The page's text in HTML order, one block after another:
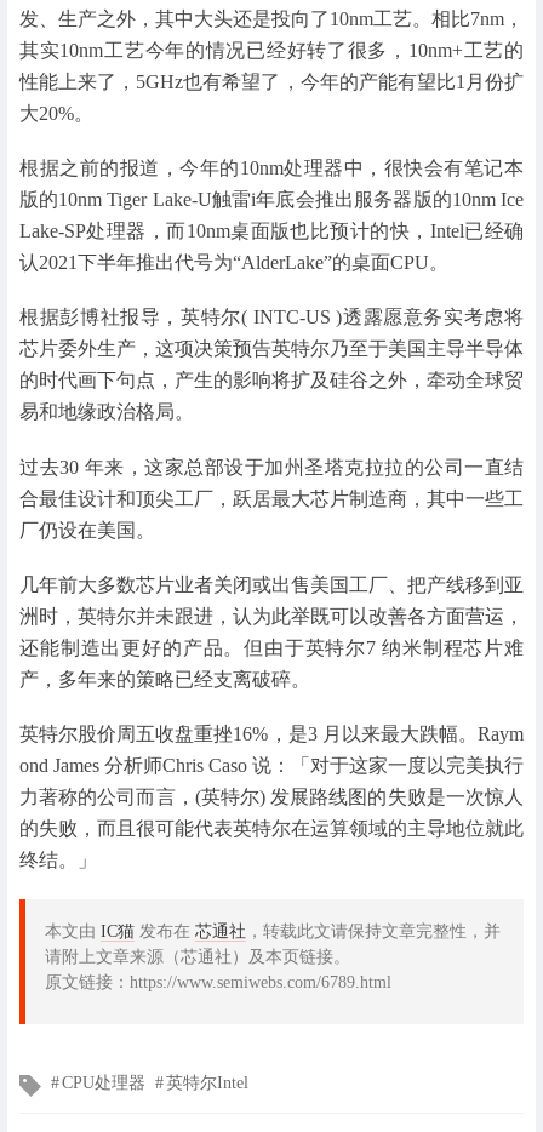
发、生产之外，其中大头还是投向了10nm工艺。相比7nm，
其实10nm工艺今年的情况已经好转了很多，10nm+工艺的
性能上来了，5GHz也有希望了，今年的产能有望比1月份扩
大20%。
根据之前的报道，今年的10nm处理器中，很快会有笔记本
版的10nm Tiger Lake-U触雷i年底会推出服务器版的10nm Ice
Lake-SP处理器，而10nm桌面版也比预计的快，Intel已经确
认2021下半年推出代号为“AlderLake”的桌面CPU。
根据彭博社报导，英特尔( INTC-US )透露愿意务实考虑将
芯片委外生产，这项决策预告英特尔乃至于美国主导半导体
的时代画下句点，产生的影响将扩及硅谷之外，牵动全球贸
易和地缘政治格局。
过去30 年来，这家总部设于加州圣塔克拉拉的公司一直结
合最佳设计和顶尖工厂，跃居最大芯片制造商，其中一些工
厂仍设在美国。
几年前大多数芯片业者关闭或出售美国工厂、把产线移到亚
洲时，英特尔并未跟进，认为此举既可以改善各方面营运，
还能制造出更好的产品。但由于英特尔7 纳米制程芯片难
产，多年来的策略已经支离破碎。
英特尔股价周五收盘重挫16%，是3 月以来最大跌幅。Raym
ond James 分析师Chris Caso 说：「对于这家一度以完美执行
力著称的公司而言，(英特尔) 发展路线图的失败是一次惊人
的失败，而且很可能代表英特尔在运算领域的主导地位就此
终结。」
本文由 IC猫 发布在 芯通社 ，转载此文请保持文章完整性，并
请附上文章来源（芯通社）及本页链接。
原文链接：https://www.semiwebs.com/6789.html
文CPU处理器 英特尔Intel